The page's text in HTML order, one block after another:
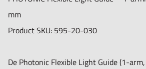
helderheid.
- Lichtgeleidend glas van topkwaliteit
- Ideaal voor microscopen,
mm
Product SKU: 595-20-030
De Photonic Flexible Light Guide (1-